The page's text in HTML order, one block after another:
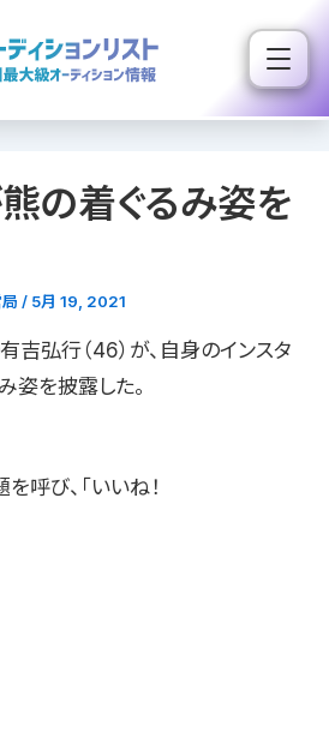
の着ぐるみ姿を
/ 5月 19, 2021
吉弘行（46）が、自身のインスタ
姿を披露した。
呼び、「いいね！